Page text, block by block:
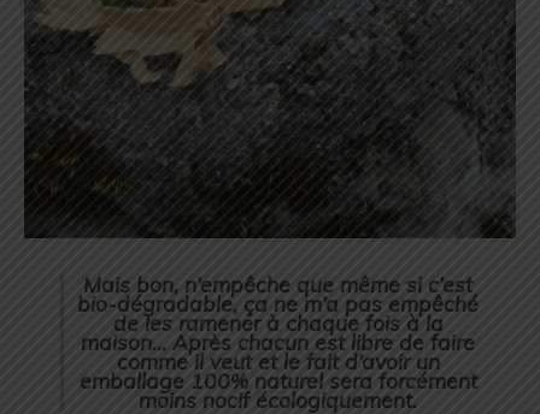
Mais bon, n’empêche que même si c’est
bio-dégradable, ça ne m’a pas empêché
de les ramener à chaque fois à la
maison… Après chacun est libre de faire
comme il veut et le fait d’avoir un
emballage 100% naturel sera forcément
moins nocif écologiquement.